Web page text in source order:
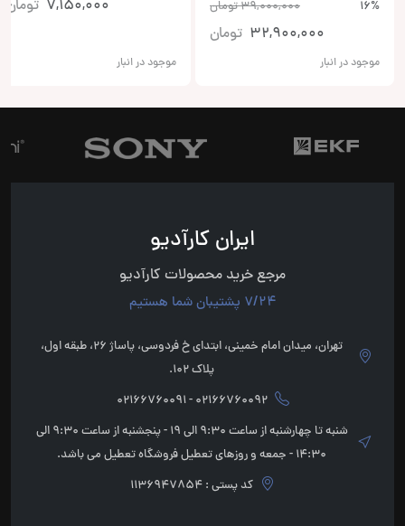
16%
39,000,000تومان
32,900,000 تومان
موجود در انبار
7,150,000 تومان
موجود در انبار
ایران کارآدیو
مرجع خرید محصولات کارآدیو
7/24 پشتیبان شما هستیم
تهران، میدان امام خمینی، ابتدای خ فردوسی، پاساژ 26، طبقه اول،
پلاک 102.
02166760092 - 02166760091
شنبه تا چهارشنبه از ساعت 9:30 الی 19 - پنجشنبه از ساعت 9:30 الی
14:30 - جمعه و روزهای تعطیل فروشگاه تعطیل می باشد.
کد پستی : 1136947854